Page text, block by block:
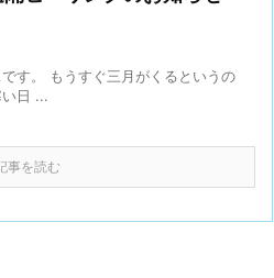
す。 もうすぐ三月がくるというの
日 ...
事を読む